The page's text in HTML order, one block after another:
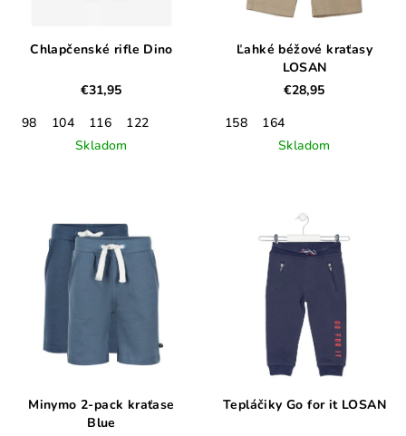
Chlapčenské rifle Dino
€31,95
98
104 116
122
Skladom
Ľahké béžové kraťasy
LOSAN
€28,95
158
164
Skladom
Minymo 2-pack kraťase
Blue
Tepláčiky Go for it LOSAN